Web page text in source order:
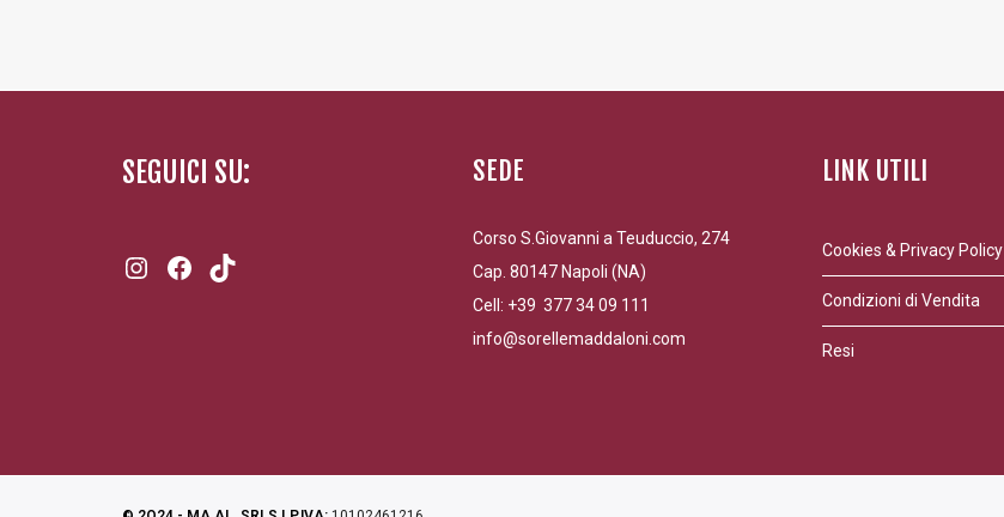
SEGUICI SU:
Instagram
Facebook
SEDE
Corso S.Giovanni a Teuduccio, 274
Cap. 80147 Napoli (NA)
Cell: +39 377 34 09 111
info@sorellemaddaloni.com
LINK UTILI
Cookies & Privacy Policy
Condizioni di Vendita
Resi